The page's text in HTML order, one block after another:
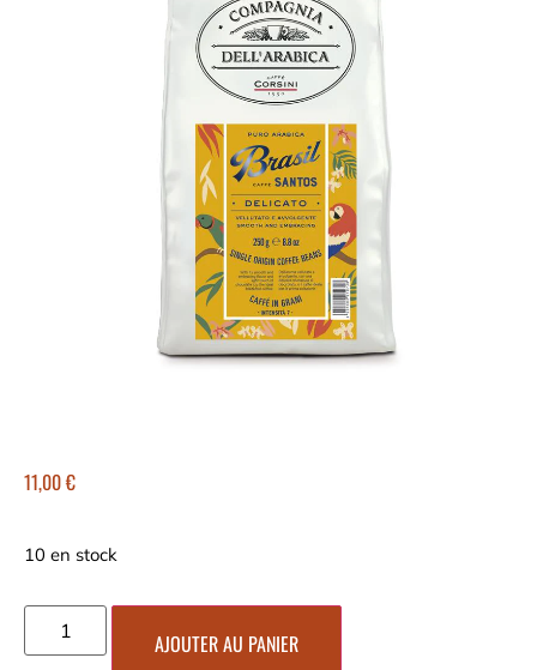
11,00€
10 en stock
AJOUTER AU PANIER